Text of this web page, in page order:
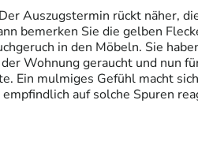
Auszugstermin rückt näher,
bemerken Sie die gelben
in den Möbeln. Sie
Wohnung geraucht und nun
Ein mulmiges Gefühl macht
auf solche Spuren